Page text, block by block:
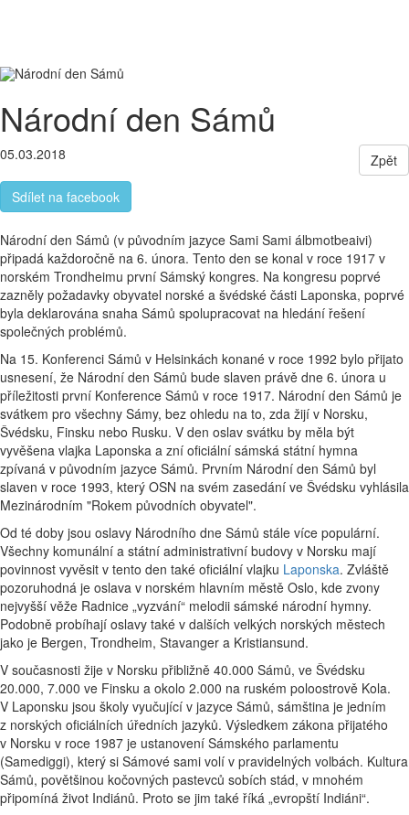
Národní den Sámů
05.03.2018
Zpět
Sdílet na facebook
Národní den Sámů (v původním jazyce Sami Sami álbmotbeaivi)
připadá každoročně na 6. února. Tento den se konal v roce 1917 v
norském Trondheimu první Sámský kongres. Na kongresu poprvé
zazněly požadavky obyvatel norské a švédské části Laponska, poprvé
byla deklarována snaha Sámů spolupracovat na hledání řešení
společných problémů.
Na 15. Konferenci Sámů v Helsinkách konané v roce 1992 bylo přijato
usnesení, že Národní den Sámů bude slaven právě dne 6. února u
příležitosti první Konference Sámů v roce 1917. Národní den Sámů je
svátkem pro všechny Sámy, bez ohledu na to, zda žijí v Norsku,
Švédsku, Finsku nebo Rusku. V den oslav svátku by měla být
vyvěšena vlajka Laponska a zní oficiální sámská státní hymna
zpívaná v původním jazyce Sámů. Prvním Národní den Sámů byl
slaven v roce 1993, který OSN na svém zasedání ve Švédsku vyhlásila
Mezinárodním "Rokem původních obyvatel".
Od té doby jsou oslavy Národního dne Sámů stále více populární.
Všechny komunální a státní administrativní budovy v Norsku mají
povinnost vyvěsit v tento den také oficiální vlajku Laponska. Zvláště
pozoruhodná je oslava v norském hlavním městě Oslo, kde zvony
nejvyšší věže Radnice „vyzvání“ melodii sámské národní hymny.
Podobně probíhají oslavy také v dalších velkých norských městech
jako je Bergen, Trondheim, Stavanger a Kristiansund.
V současnosti žije v Norsku přibližně 40.000 Sámů, ve Švédsku
20.000, 7.000 ve Finsku a okolo 2.000 na ruském poloostrově Kola.
V Laponsku jsou školy vyučující v jazyce Sámů, sámština je jedním
z norských oficiálních úředních jazyků. Výsledkem zákona přijatého
v Norsku v roce 1987 je ustanovení Sámského parlamentu
(Samediggi), který si Sámové sami volí v pravidelných volbách. Kultura
Sámů, povětšinou kočovných pastevců sobích stád, v mnohém
připomíná život Indiánů. Proto se jim také říká „evropští Indiáni“.